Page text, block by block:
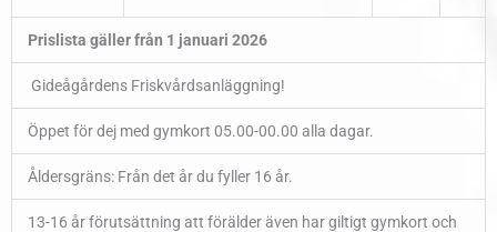
Prislista gäller från 1 januari 2026
Gideågårdens Friskvårdsanläggning!
Öppet för dej med gymkort 05.00-00.00 alla dagar.
Åldersgräns: Från det år du fyller 16 år.
13-16 år förutsättning att förälder även har giltigt gymkort och